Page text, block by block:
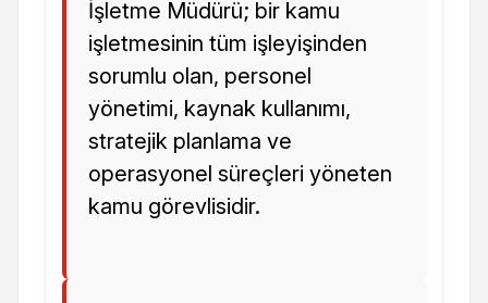
İşletme Müdürü; bir kamu
işletmesinin tüm işleyişinden
sorumlu olan, personel
yönetimi, kaynak kullanımı,
stratejik planlama ve
operasyonel süreçleri yöneten
kamu görevlisidir.